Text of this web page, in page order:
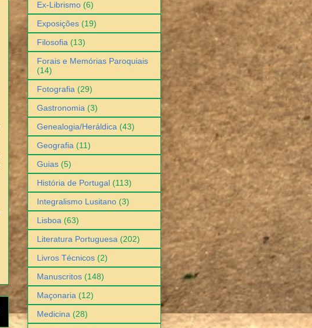
Ex-Librismo (6)
Exposições (19)
Filosofia (13)
Forais e Memórias Paroquiais
(14)
Fotografia (29)
Gastronomia (3)
Genealogia/Heráldica (43)
Geografia (11)
Guias (5)
História de Portugal (113)
Integralismo Lusitano (3)
Lisboa (63)
Literatura Portuguesa (202)
Livros Técnicos (2)
Manuscritos (148)
Maçonaria (12)
Medicina (28)